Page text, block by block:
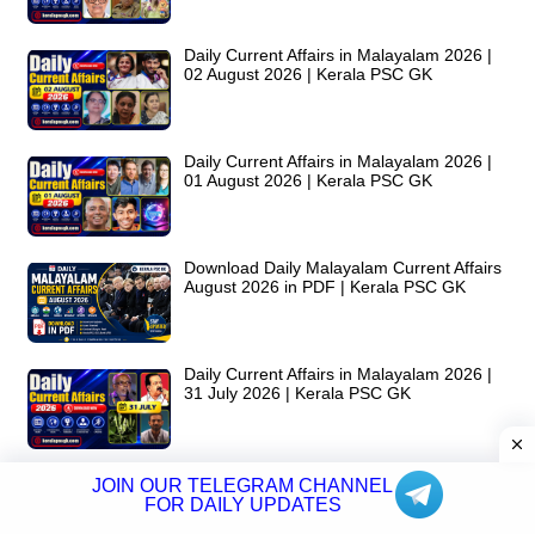
Daily Current Affairs in Malayalam 2026 |
02 August 2026 | Kerala PSC GK
Daily Current Affairs in Malayalam 2026 |
01 August 2026 | Kerala PSC GK
Download Daily Malayalam Current Affairs
August 2026 in PDF | Kerala PSC GK
Daily Current Affairs in Malayalam 2026 |
31 July 2026 | Kerala PSC GK
Daily Current Affairs in Malayalam 2026 |
30 July 2026 | Kerala PSC GK
JOIN OUR TELEGRAM CHANNEL
FOR DAILY UPDATES